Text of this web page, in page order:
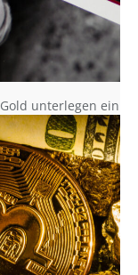
unterlegen ein